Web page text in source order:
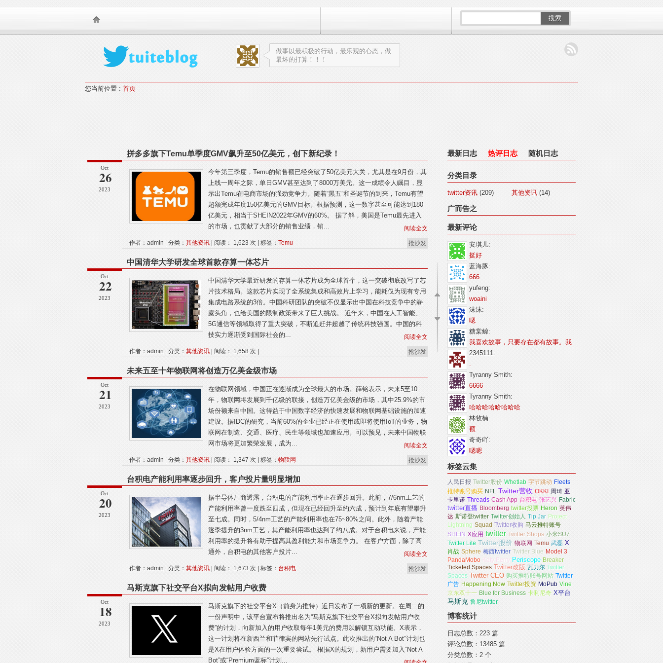
搜索
做事以最积极的行动，最乐观的心态，做
最坏的打算！！！
您当前位置 : 首页
Oct
26
2023
拼多多旗下Temu单季度GMV飙升至50亿美元，创下新纪录！
今年第三季度，Temu的销售额已经突破了50亿美元大关，尤其是在9月份，其
上线一周年之际，单日GMV甚至达到了8000万美元。这一成绩令人瞩目，显
示出Temu在电商市场的强劲竞争力。随着“黑五”和圣诞节的到来，Temu有望
超额完成年度150亿美元的GMV目标。根据预测，这一数字甚至可能达到180
亿美元，相当于SHEIN2022年GMV的60%。 据了解，美国是Temu最先进入
的市场，也贡献了大部分的销售业绩，销...
阅读全文
作者：admin | 分类： 其他资讯 | 阅读： 1,623 次 | 标签： Temu 抢沙发
Oct
22
2023
中国清华大学研发全球首款存算一体芯片
中国清华大学最近研发的存算一体芯片成为全球首个，这一突破彻底改写了芯
片技术格局。这款芯片实现了全系统集成和高效片上学习，能耗仅为现有专用
集成电路系统的3倍。中国科研团队的突破不仅显示出中国在科技竞争中的崭
露头角，也给美国的限制政策带来了巨大挑战。 近年来，中国在人工智能、
5G通信等领域取得了重大突破，不断追赶并超越了传统科技强国。中国的科
技实力逐渐受到国际社会的...
阅读全文
作者：admin | 分类： 其他资讯 | 阅读： 1,658 次 | 抢沙发
Oct
21
2023
未来五至十年物联网将创造万亿美金级市场
在物联网领域，中国正在逐渐成为全球最大的市场。薛铭表示，未来5至10
年，物联网将发展到千亿级的联接，创造万亿美金级的市场，其中25.9%的市
场份额来自中国。这得益于中国数字经济的快速发展和物联网基础设施的加速
建设。据IDC的研究，当前60%的企业已经正在使用或即将使用IoT的业务，物
联网在制造、交通、医疗、民生等领域也加速应用。可以预见，未来中国物联
网市场将更加繁荣发展，成为...
阅读全文
作者：admin | 分类： 其他资讯 | 阅读： 1,347 次 | 标签： 物联网 抢沙发
Oct
20
2023
台积电产能利用率逐步回升，客户投片量明显增加
据半导体厂商透露，台积电的产能利用率正在逐步回升。此前，7/6nm工艺的
产能利用率曾一度跌至四成，但现在已经回升至约六成，预计到年底有望攀升
至七成。同时，5/4nm工艺的产能利用率也在75~80%之间。此外，随着产能
逐季提升的3nm工艺，其产能利用率也达到了约八成。对于台积电来说，产能
利用率的提升将有助于提高其盈利能力和市场竞争力。 在客户方面，除了高
通外，台积电的其他客户投片...
阅读全文
作者：admin | 分类： 其他资讯 | 阅读： 1,673 次 | 标签： 台积电 抢沙发
Oct
18
2023
马斯克旗下社交平台X拟向发帖用户收费
马斯克旗下的社交平台X（前身为推特）近日发布了一项新的更新。在周二的
一份声明中，该平台宣布将推出名为“马斯克旗下社交平台X拟向发帖用户收
费”的计划，向新加入的用户收取每年1美元的费用以解锁互动功能。X表示，
这一计划将在新西兰和菲律宾的网站先行试点。此次推出的“Not A Bot”计划也
是X在用户体验方面的一次重要尝试。 根据X的规划，新用户需要加入“Not A
Bot”或“Premium蓝标”计划...
最新日志 热评日志 随机日志
分类目录
twitter资讯 (209) 其他资讯 (14)
广而告之
最新评论
安琪儿:
挺好
蓝海豚:
666
yufeng:
woaini
沫沫:
嗯
糖棠鲸:
我喜欢故事，只要存在都有故事。我
2345111:
.
Tyranny Smith:
6666
Tyranny Smith:
哈哈哈哈哈哈哈哈
林牧楠:
额
奇奇吖:
嗯嗯
标签云集
人民日报 Twitter股份 Whetlab 字节跳动 Fleets
推特账号购买 NFL Twitter营收 OKKI 周琦 亚
卡里诺 Threads Cash App 台积电 张艺兴 Fabric
twitter直播 Bloomberg twitter投票 Heron 英伟
达 斯诺登twitter Twitter创始人 Tip Jar Project
Lightning Squad Twitter收购 马云推特账号
SHEIN X应用 twitter Twitter Shops 小米SU7
Twitter Lite Twitter股价 物联网 Temu 武磊 X
肖战 Sphere 梅西twitter Twitter Blue Model 3
PandaMobo Katy Perry Periscope Breaker
Ticketed Spaces
Twitter改版 瓦力尔 Twitter
Spaces Twitter CEO 购买推特账号网站 Twitter
广告 Happening Now Twitter投资 MoPub Vine
京东双十一 Blue for Business 卡利尼奇 X平台
马斯克 鲁尼twitter
博客统计
日志总数：223 篇
评论总数：13485 篇
分类总数：2 个